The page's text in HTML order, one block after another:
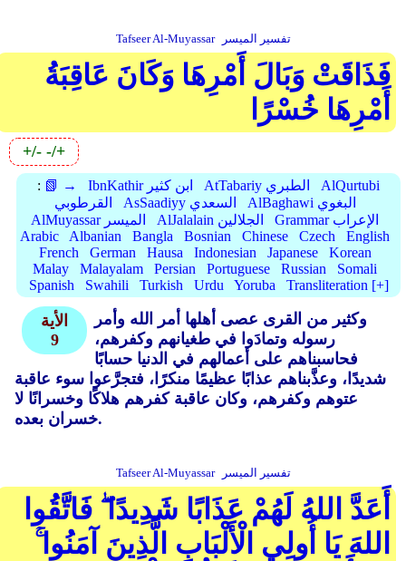
Tafseer Al-Muyassar تفسير الميسر
فَذَاقَتْ وَبَالَ أَمْرِهَا وَكَانَ عَاقِبَةُ
أَمْرِهَا خُسْرًا
+/- -/+
: 📗 → IbnKathir ابن كثير AtTabariy الطبري
AlQurtubi
القرطوبي
AsSaadiyy السعدي
AlBaghawi البغوي
AlMuyassar الميسر
AlJalalain الجلالين
Grammar الإعراب
Arabic
Albanian Bangla Bosnian Chinese Czech
English
French
German Hausa Indonesian Japanese
Korean
Malay
Malayalam Persian Portuguese Russian
Somali
Spanish
Swahili Turkish Urdu Yoruba Transliteration [+]
الأية
9
وكثير من القرى عصى أهلها أمر الله وأمر
رسوله وتمادَوا في طغيانهم وكفرهم،
فحاسبناهم على أعمالهم في الدنيا حسابًا
شديدًا، وعذَّبناهم عذابًا عظيمًا منكرًا، فتجرَّعوا سوء عاقبة
عتوهم وكفرهم، وكان عاقبة كفرهم هلاكًا وخسرانًا لا
خسران بعده.
Tafseer Al-Muyassar تفسير الميسر
أَعَدَّ اللهُ لَهُمْ عَذَابًا شَدِيدًا ۖ فَاتَّقُوا
اللهَ يَا أُولِي الْأَلْبَابِ الَّذِينَ آمَنُوا ۚ